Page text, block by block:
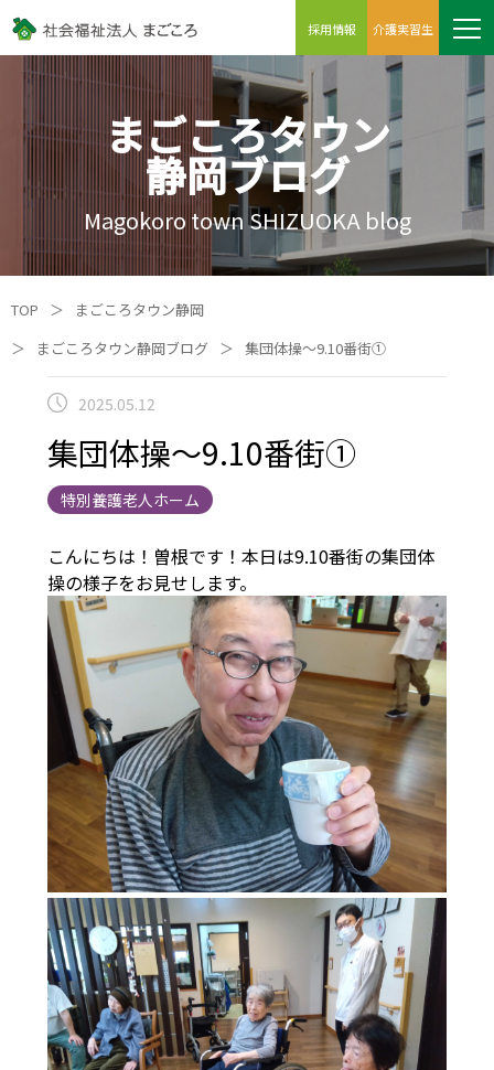
採用情報 介護実習生
まごころタウン
静岡ブログ
Magokoro town SHIZUOKA blog
TOP ＞
まごころタウン静岡
＞
まごころタウン静岡ブログ ＞ 集団体操～9.10番街①
2025.05.12
集団体操～9.10番街①
特別養護老人ホーム
こんにちは！曽根です！本日は9.10番街の集団体
操の様子をお見せします。